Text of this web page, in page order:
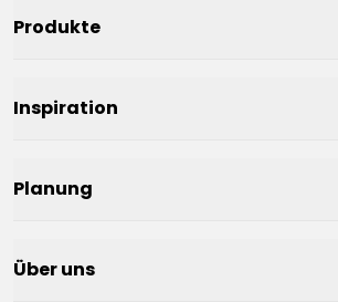
Produkte
Inspiration
Planung
Über uns